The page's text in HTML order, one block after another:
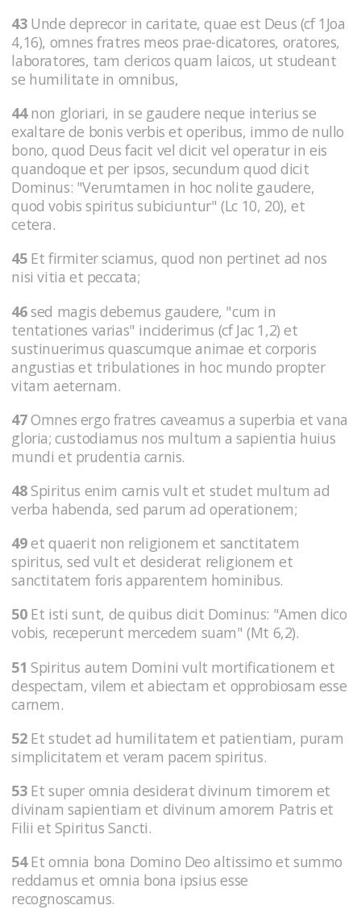
43Unde deprecor in caritate, quae est Deus (cf 1Joa
4,16), omnes fratres meos prae-dicatores, oratores,
laboratores, tam clericos quam laicos, ut studeant
se humilitate in omnibus,
44non gloriari, in se gaudere neque interius se
exaltare de bonis verbis et operibus, immo de nullo
bono, quod Deus facit vel dicit vel operatur in eis
quandoque et per ipsos, secundum quod dicit
Dominus: "Verumtamen in hoc nolite gaudere,
quod vobis spiritus subiciuntur" (Lc 10, 20), et
cetera.
45Et firmiter sciamus, quod non pertinet ad nos
nisi vitia et peccata;
46sed magis debemus gaudere, "cum in
tentationes varias" inciderimus (cf Jac 1,2) et
sustinuerimus quascumque animae et corporis
angustias et tribulationes in hoc mundo propter
vitam aeternam.
47Omnes ergo fratres caveamus a superbia et vana
gloria; custodiamus nos multum a sapientia huius
mundi et prudentia carnis.
48Spiritus enim carnis vult et studet multum ad
verba habenda, sed parum ad operationem;
49et quaerit non religionem et sanctitatem
spiritus, sed vult et desiderat religionem et
sanctitatem foris apparentem hominibus.
50Et isti sunt, de quibus dicit Dominus: "Amen dico
vobis, receperunt mercedem suam" (Mt 6,2).
51 Spiritus autem Domini vult mortificationem et
despectam, vilem et abiectam et opprobiosam esse
carnem.
52Et studet ad humilitatem et patientiam, puram
simplicitatem et veram pacem spiritus.
53Et super omnia desiderat divinum timorem et
divinam sapientiam et divinum amorem Patris et
Filii et Spiritus Sancti.
54Et omnia bona Domino Deo altissimo et summo
reddamus et omnia bona ipsius esse
recognoscamus.